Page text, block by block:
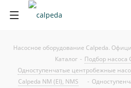
Насосное оборудование Calpeda.
Каталог - Подбор насоса
Одноступенчатые центробежные
Calpeda NM (EI), NMS
-